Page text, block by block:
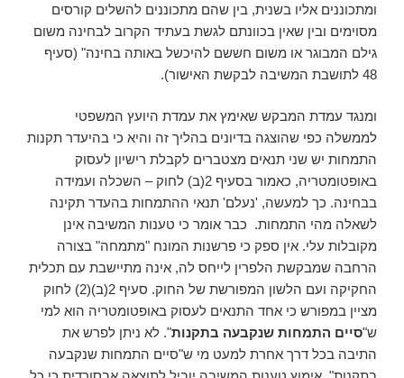
ומתכוננים אליו בשנית, בין שהם מתכוננים להשלים קורסים
מסוימים ובין שאין בכוונתם לגשת בעתיד הקרוב לבחינה משום
גילם המבוגר או משום חששם להיכשל באותה בחינה" (סעיף
48 לתושבת המשיבה לבקשת האישור).
ומנגד עמדת המבקש שאימץ את עמדת היועץ המשפטי
לממשלה כפי שהוצגה בדיונים בהליך זה והיא כי בהיעדר תקנות
התמחות יש שני תנאים מצטברים לקבלת רישיון לעסוק
באופטומטריה, כאמור בסעיף 2(ב) לחוק – השכלה ועמידה
בבחינה. כך למעשה, 'נעלם' תנאי ההתמחות בהעדר תקינה
לשאלה מהי התמחות. כבר אומר כי טענות המשיבה אינן
מקובלות עלי. אין ספק כי פרשנות המונח "מתמחה" בצורה
הרחבה שמבקשת הלפרין לייחס לה, אינה מתיישבת עם תכלית
החקיקה ועם הלשון המפורשת של החוק. סעיף 2(ב)(2) לחוק
מציין במפורש כי אחד התנאים לעסוק באופטומטריה הוא למי
ש"סיים התמחות שנקבעה בתקנות". לא ניתן לפרש את
התיבה בכל דרך אחרת למעט מי ש"סיים התמחות שנקבעה